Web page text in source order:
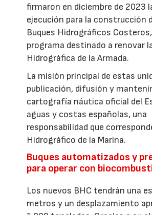
firmaron en diciembre de 2023
ejecución para la construcción
Buques Hidrográficos
programa destinado a renovar
Hidrográfica de la Armada.
La misión principal de estas
publicación, difusión y
cartografía náutica oficial del
aguas y costas españolas, una
responsabilidad que
Hidrográfico de la Marina.
Buques automatizados y
para operar con
Los nuevos BHC tendrán una
metros y un desplazamiento